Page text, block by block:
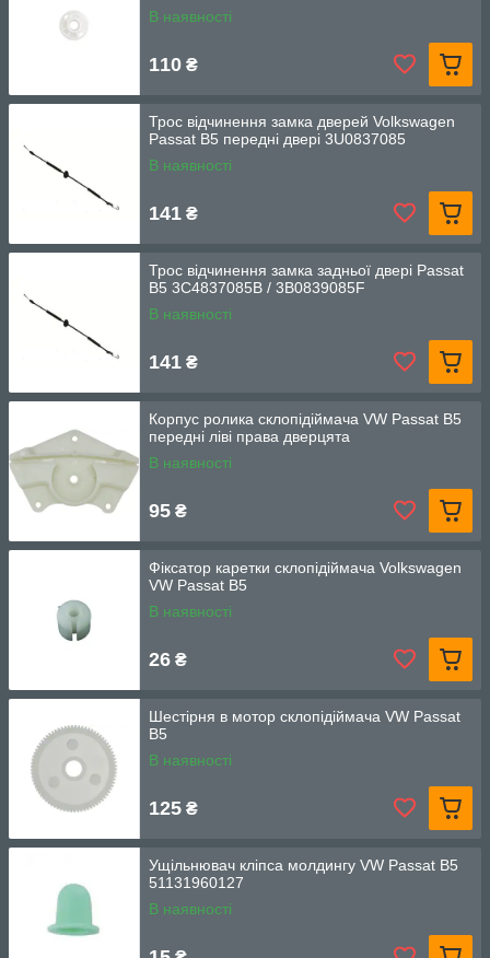
В наявності
110 ₴
Трос відчинення замка дверей Volkswagen
Passat B5 передні двері 3U0837085
В наявності
141 ₴
Трос відчинення замка задньої двері Passat
B5 3C4837085B / 3B0839085F
В наявності
141 ₴
Корпус ролика склопідіймача VW Passat B5
передні ліві права дверцята
В наявності
95 ₴
Фіксатор каретки склопідіймача Volkswagen
VW Passat B5
В наявності
26 ₴
Шестірня в мотор склопідіймача VW Passat
B5
В наявності
125 ₴
Ущільнювач кліпса молдингу VW Passat B5
51131960127
В наявності